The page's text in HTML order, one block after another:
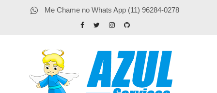
Me Chame no Whats App (11) 96284-0278